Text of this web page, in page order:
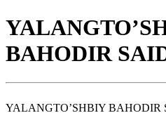
BAHODIR
YALANGTO’SHBIY BAHODIR